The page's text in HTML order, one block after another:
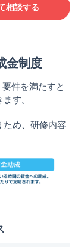
相談する
金制度
件を満たすと
す。
め、研修内容